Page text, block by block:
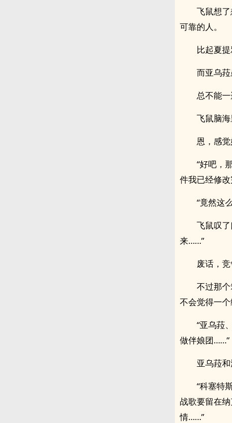
飞鼠想
可靠的人。
比起夏
而亚乌
总不能
飞鼠脑
恩，感
“好吧，
件我已经修
“竟然这
飞鼠叹
来……”
废话，
不过那
不会觉得一个
“亚乌菈
做伴娘团……”
亚乌菈
“科塞特
战歌要留在
情……”